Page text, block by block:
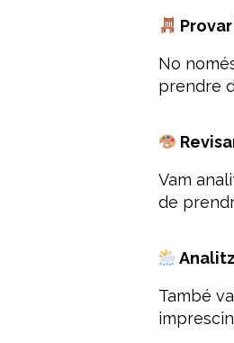
No
prendre
Vam
de
També